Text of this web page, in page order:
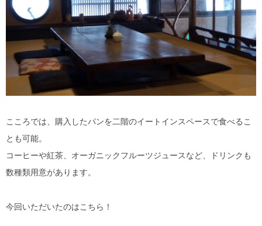
こころでは、購入したパンを二階のイートインスペースで食べるこ
とも可能。
コーヒーや紅茶、オーガニックフルーツジュースなど、ドリンクも
数種類用意があります。
今回いただいたのはこちら！